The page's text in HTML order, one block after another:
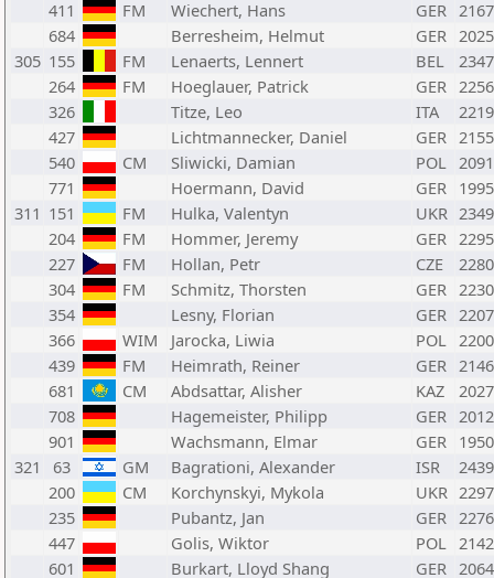
411
FM Wiechert, Hans GER 2167
684
Berresheim, Helmut GER 2025
305 155 FM Lenaerts, Lennert BEL
2347
264
FM Hoeglauer, Patrick GER 2256
326
Titze, Leo ITA
2219
427
Lichtmannecker, Daniel GER 2155
540
CM Sliwicki, Damian POL 2091
771
Hoermann, David GER 1995
311 151 FM Hulka, Valentyn UKR 2349
204
FM Hommer, Jeremy GER 2295
227
FM Hollan, Petr CZE
2280
304
FM Schmitz, Thorsten GER 2230
354
Lesny, Florian GER 2207
366
WIM Jarocka, Liwia POL 2200
439
FM Heimrath, Reiner GER 2146
681
CM Abdsattar, Alisher KAZ
2027
708
Hagemeister, Philipp GER 2012
901
Wachsmann, Elmar GER 1950
321
63 GM Bagrationi, Alexander ISR
2439
200
CM Korchynskyi, Mykola UKR 2297
235
Pubantz, Jan GER 2276
447
Golis, Wiktor POL 2142
601
Burkart, Lloyd Shang GER 2064